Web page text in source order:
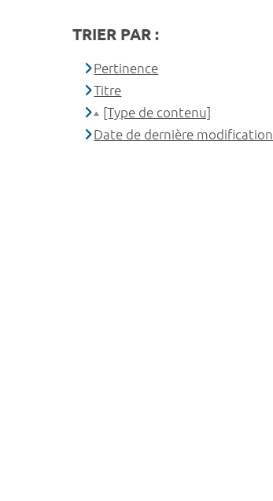
TRIER PAR :
Pertinence
Titre
[Type de contenu]
Date de dernière modification